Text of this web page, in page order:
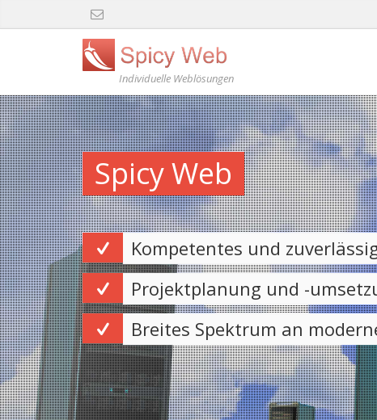
Individuelle Weblösungen
Spicy Web
Kompetentes und
Projektplanung und -
Breites Spektrum an